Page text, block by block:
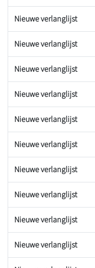
Nieuwe verlanglijst
Nieuwe verlanglijst
Nieuwe verlanglijst
Nieuwe verlanglijst
Nieuwe verlanglijst
Nieuwe verlanglijst
Nieuwe verlanglijst
Nieuwe verlanglijst
Nieuwe verlanglijst
Nieuwe verlanglijst